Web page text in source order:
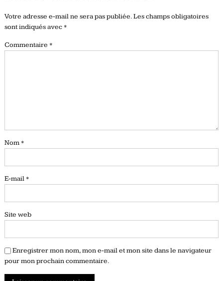
Votre adresse e-mail ne sera pas publiée.Les champs obligatoires
sont indiqués avec *
Commentaire *
Nom *
E-mail *
Site web
Enregistrer mon nom, mon e-mail et mon site dans le navigateur
pour mon prochain commentaire.